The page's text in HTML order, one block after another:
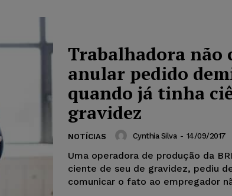
Trabalhadora não
anular pedido
quando já tinha
gravidez
NOTÍCIAS Cynthia Silva - 14/09/2017
Uma operadora de produção da
ciente de seu de gravidez, pediu
comunicar o fato ao empregador